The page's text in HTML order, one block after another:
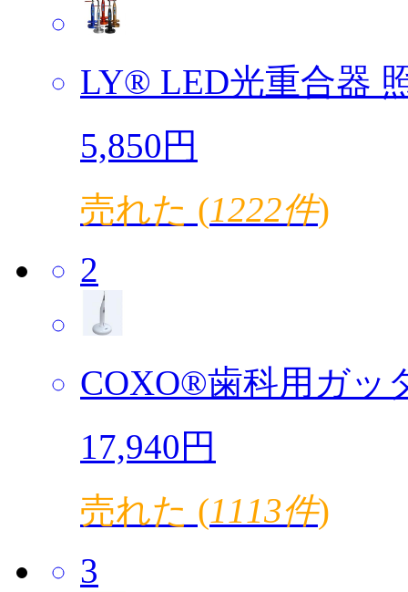
LY® LED光重合器
5,850円
売れた (1222件)
2
COXO®歯科用ガッ
17,940円
売れた (1113件)
3